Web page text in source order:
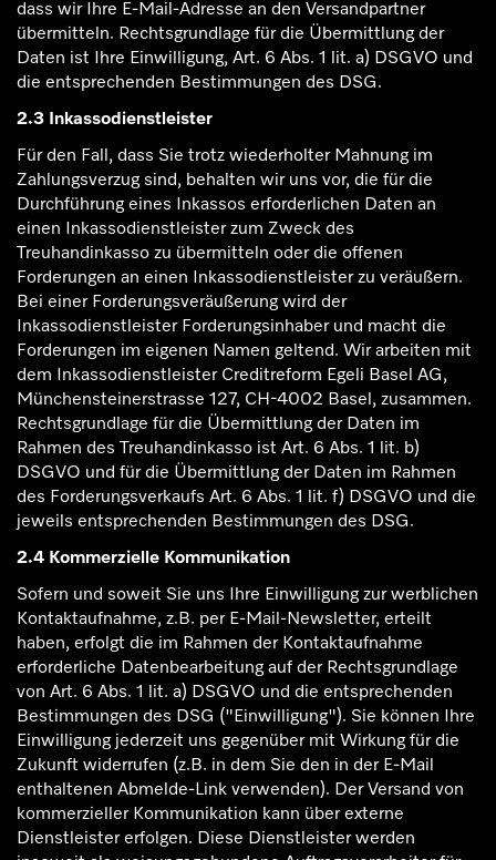
dass wir Ihre E-Mail-Adresse an den Versandpartner
übermitteln. Rechtsgrundlage für die Übermittlung der
Daten ist Ihre Einwilligung, Art. 6 Abs. 1 lit. a) DSGVO und
die entsprechenden Bestimmungen des DSG.
2.3 Inkassodienstleister
Für den Fall, dass Sie trotz wiederholter Mahnung im
Zahlungsverzug sind, behalten wir uns vor, die für die
Durchführung eines Inkassos erforderlichen Daten an
einen Inkassodienstleister zum Zweck des
Treuhandinkasso zu übermitteln oder die offenen
Forderungen an einen Inkassodienstleister zu veräußern.
Bei einer Forderungsveräußerung wird der
Inkassodienstleister Forderungsinhaber und macht die
Forderungen im eigenen Namen geltend. Wir arbeiten mit
dem Inkassodienstleister Creditreform Egeli Basel AG,
Münchensteinerstrasse 127, CH-4002 Basel, zusammen.
Rechtsgrundlage für die Übermittlung der Daten im
Rahmen des Treuhandinkasso ist Art. 6 Abs. 1 lit. b)
DSGVO und für die Übermittlung der Daten im Rahmen
des Forderungsverkaufs Art. 6 Abs. 1 lit. f) DSGVO und die
jeweils entsprechenden Bestimmungen des DSG.
2.4 Kommerzielle Kommunikation
Sofern und soweit Sie uns Ihre Einwilligung zur werblichen
Kontaktaufnahme, z.B. per E-Mail-Newsletter, erteilt
haben, erfolgt die im Rahmen der Kontaktaufnahme
erforderliche Datenbearbeitung auf der Rechtsgrundlage
von Art. 6 Abs. 1 lit. a) DSGVO und die entsprechenden
Bestimmungen des DSG ("Einwilligung"). Sie können Ihre
Einwilligung jederzeit uns gegenüber mit Wirkung für die
Zukunft widerrufen (z.B. in dem Sie den in der E-Mail
enthaltenen Abmelde-Link verwenden). Der Versand von
kommerzieller Kommunikation kann über externe
Dienstleister erfolgen. Diese Dienstleister werden